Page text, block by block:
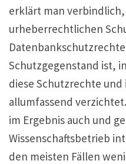
erklärt man
urheberrechtlichen
Schutzgegenstand ist,
diese Schutzrechte
allumfassend
im Ergebnis auch und
Wissenschaftsbetrieb
den meisten Fällen